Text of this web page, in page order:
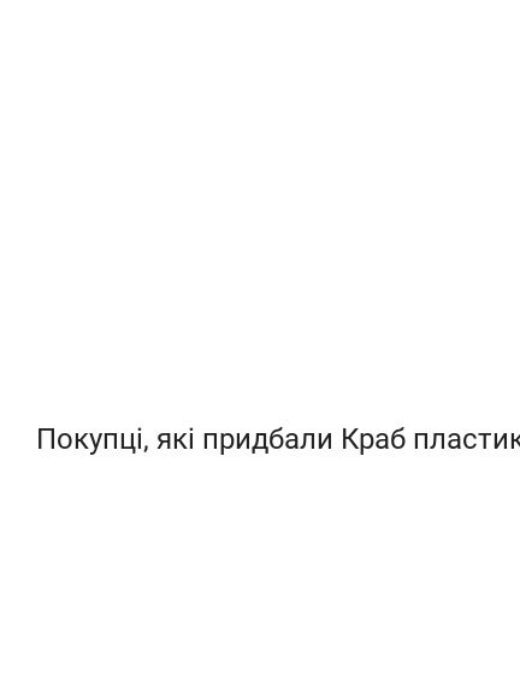
Покупці, які придбали Краб